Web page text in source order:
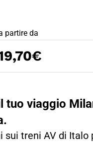
partire da
tuo viaggio
treni AV di